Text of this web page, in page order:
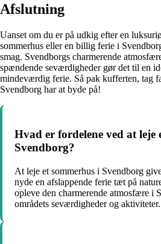
Afslutning
Uanset om du er på udkig efter en
sommerhus eller en billig ferie i
smag. Svendborgs charmerende
spændende seværdigheder gør det til en
mindeværdig ferie. Så pak kufferten, tag
Svendborg har at byde på!
Hvad er fordelene ved at leje
Svendborg?
At leje et sommerhus i Svendborg
nyde en afslappende ferie tæt på
opleve den charmerende atmosfære i
områdets seværdigheder og aktiviteter.